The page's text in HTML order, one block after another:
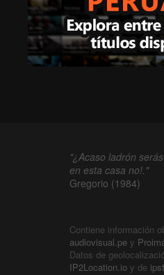
"¿Acaso ladrón
en esta casa no!."
Gregorio (1984)
Contiene información
audiovisual.pe y
Datos de
IP2Location.io y de